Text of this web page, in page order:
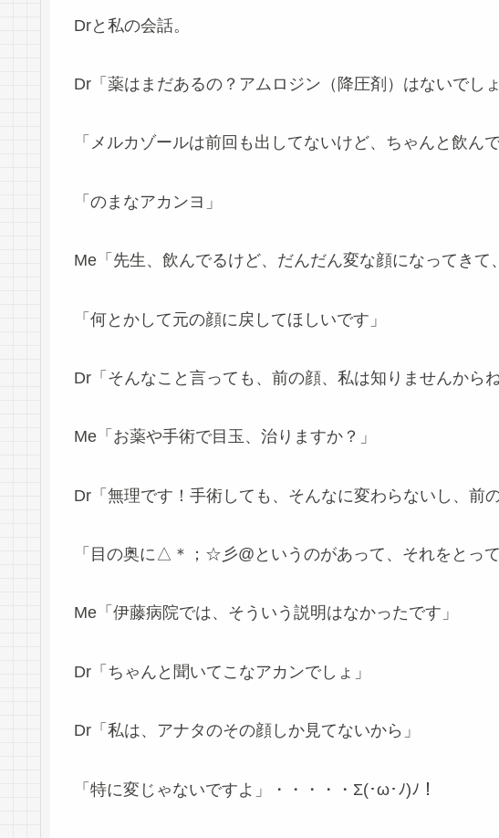
Drと私の会話。
Dr「薬はまだあるの？アムロジン（降圧剤）はないでしょ
「メルカゾールは前回も出してないけど、ちゃんと飲んで
「のまなアカンヨ」
Me「先生、飲んでるけど、だんだん変な顔になってきて
「何とかして元の顔に戻してほしいです」
Dr「そんなこと言っても、前の顔、私は知りませんからね
Me「お薬や手術で目玉、治りますか？」
Dr「無理です！手術しても、そんなに変わらないし、前
「目の奥に△＊；☆彡@というのがあって、それをとっ
Me「伊藤病院では、そういう説明はなかったです」
Dr「ちゃんと聞いてこなアカンでしょ」
Dr「私は、アナタのその顔しか見てないから」
「特に変じゃないですよ」・・・・・Σ(･ω･ﾉ)ﾉ！